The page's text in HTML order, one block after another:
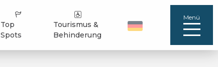
Top
Spots
Tourismus &
Behinderung
Menü